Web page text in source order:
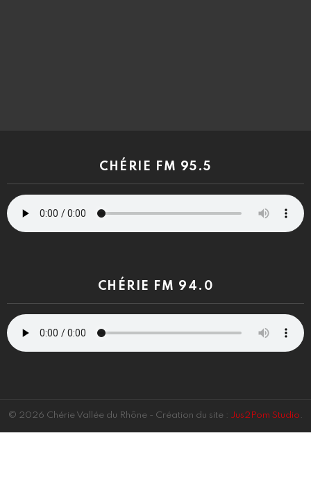
CHÉRIE FM 95.5
CHÉRIE FM 94.0
© 2026 Chérie Vallée du Rhône - Création du site : Jus2Pom Studio .